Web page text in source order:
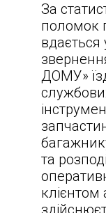
За
поломок
вдається
ДОМУ»
та